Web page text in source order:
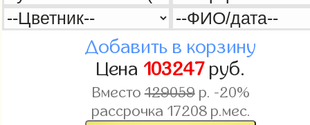
Добавить в корзину
Цена 103247руб.
Вместо129059р. -20%
рассрочка 17208р.мес.